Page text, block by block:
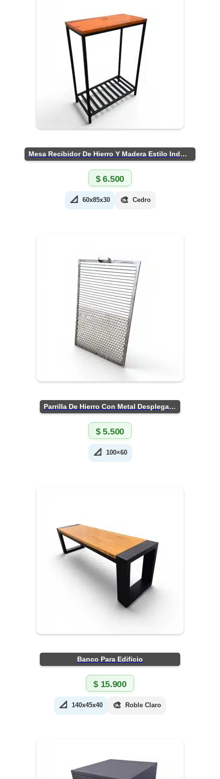
Mesa Recibidor De Hierro Y Madera Estilo Industrial
$6.500
📐 60x85x30 🎨 Cedro
Parrilla De Hierro Con Metal Desplegado
$5.500
📐 100×60
Banco Para Edificio
$15.900
📐 140x45x40 🎨 Roble Claro